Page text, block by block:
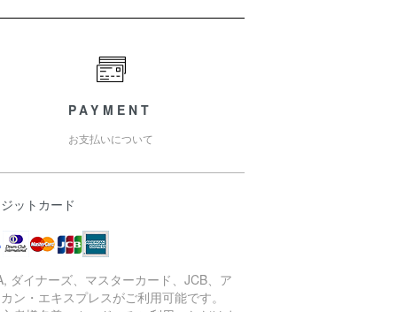
PAYMENT
お支払いについて
ットカード
ダイナーズ、マスターカード、JCB、ア
ン・エキスプレスがご利用可能です。